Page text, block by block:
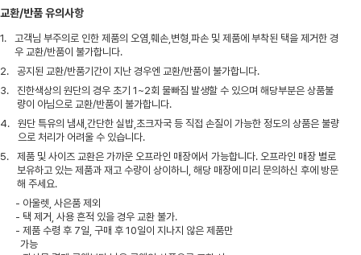
교환/반품 유의사항
1.
고객님 부주의로 인한 제품의 오염,훼손,변형,파손 및 제품에 부착된 택을 제거한 경
우 교환/반품이 불가합니다.
2.
공지된 교환/반품기간이 지난 경우엔 교환/반품이 불가합니다.
3.
진한색상의 원단의 경우 초기 1~2회 물빠짐 발생할 수 있으며 해당부분은 상품불
량이 아님으로 교환/반품이 불가합니다.
4.
원단 특유의 냄새,간단한 실밥,초크자국 등 직접 손질이 가능한 정도의 상품은 불량
으로 처리가 어려울 수 있습니다.
5.
제품 및 사이즈 교환은 가까운 오프라인 매장에서 가능합니다. 오프라인 매장 별로
보유하고 있는 제품과 재고 수량이 상이하니, 해당 매장에 미리 문의하신 후에 방문
해 주세요.
- 아울렛, 사은품 제외
- 택 제거, 사용 흔적 있을 경우 교환 불가.
- 제품 수령 후 7일, 구매 후 10일이 지나지 않은 제품만
가능